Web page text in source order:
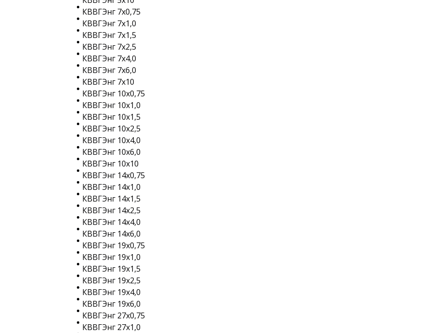
КВВГЭнг 7х0,75
КВВГЭнг 7х1,0
КВВГЭнг 7х1,5
КВВГЭнг 7х2,5
КВВГЭнг 7х4,0
КВВГЭнг 7х6,0
КВВГЭнг 7х10
КВВГЭнг 10х0,75
КВВГЭнг 10х1,0
КВВГЭнг 10х1,5
КВВГЭнг 10х2,5
КВВГЭнг 10х4,0
КВВГЭнг 10х6,0
КВВГЭнг 10х10
КВВГЭнг 14х0,75
КВВГЭнг 14х1,0
КВВГЭнг 14х1,5
КВВГЭнг 14х2,5
КВВГЭнг 14х4,0
КВВГЭнг 14х6,0
КВВГЭнг 19х0,75
КВВГЭнг 19х1,0
КВВГЭнг 19х1,5
КВВГЭнг 19х2,5
КВВГЭнг 19х4,0
КВВГЭнг 19х6,0
КВВГЭнг 27х0,75
КВВГЭнг 27х1,0